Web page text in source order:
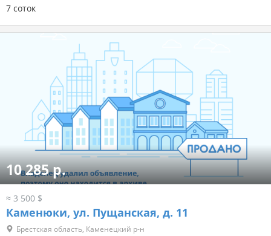
7 соток
10 285 р.
≈ 3 500 $
Каменюки, ул. Пущанская, д. 11
Брестская область, Каменецкий р-н